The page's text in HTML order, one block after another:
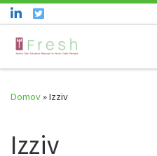
Skoči na vsebino
Domov»Izziv
Izziv